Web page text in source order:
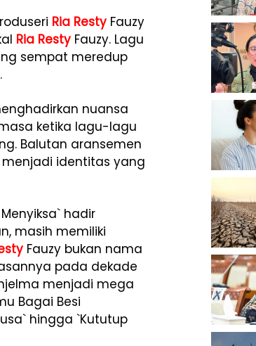
Ria Resty Fauzy
Ria Resty Fauzy. Lagu
sempat meredup
nuansa
ketika lagu-lagu
Balutan aransemen
identitas yang
hadir
masih memiliki
Fauzy bukan nama
pada dekade
menjadi mega
Bagai Besi
hingga `Kututup